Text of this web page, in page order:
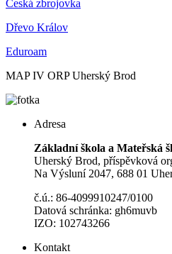
Česká zbrojovka
Dřevo Králov
Eduroam
MAP IV ORP Uherský Brod
Adresa
Základní škola a Mateřská
Uherský Brod, příspěvková
Na Výsluní 2047, 688 01
č.ú.: 86-4099910247/0100
Datová schránka: gh6muvb
IZO: 102743266
Kontakt